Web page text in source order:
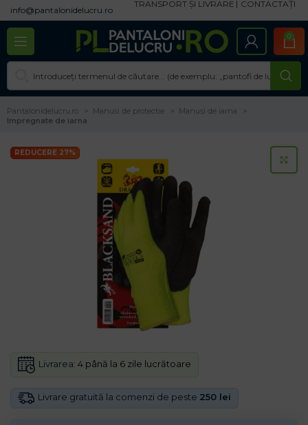
info@pantalonidelucru.ro
TRANSPORT ȘI LIVRARE CONTACTAȚI
0
Pantalonidelucru.ro Manusi de protectie
Manusi de iarna
Impregnate de iarna
REDUCERE 27%
Livrare gratuită la comenzi de peste 250 lei
Livrarea: 4 până la 6 zile lucrătoare